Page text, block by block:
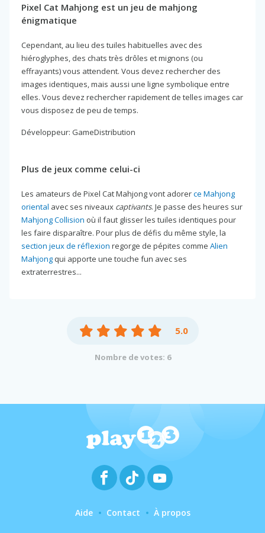
Pixel Cat Mahjong est un jeu de mahjong
énigmatique
Cependant, au lieu des tuiles habituelles avec des
hiéroglyphes, des chats très drôles et mignons (ou
effrayants) vous attendent. Vous devez rechercher des
images identiques, mais aussi une ligne symbolique entre
elles. Vous devez rechercher rapidement de telles images car
vous disposez de peu de temps.
Développeur: GameDistribution
Plus de jeux comme celui-ci
Les amateurs de Pixel Cat Mahjong vont adorerce Mahjong
oriental avec ses niveaux captivants. Je passe des heures sur
Mahjong Collision où il faut glisser les tuiles identiques pour
les faire disparaître. Pour plus de défis du même style, la
section jeux de réflexion regorge de pépites comme Alien
Mahjong qui apporte une touche fun avec ses
extraterrestres...
5.0
Nombre de votes: 6
Aide Contact À propos